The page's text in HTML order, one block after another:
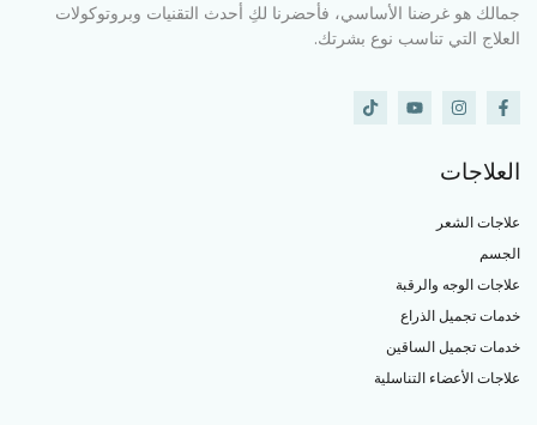
جمالك هو غرضنا الأساسي، فأحضرنا لكِ أحدث التقنيات وبروتوكولات
العلاج التي تناسب نوع بشرتك.
العلاجات
علاجات الشعر
الجسم
علاجات الوجه والرقبة
خدمات تجميل الذراع
خدمات تجميل الساقين
علاجات الأعضاء التناسلية